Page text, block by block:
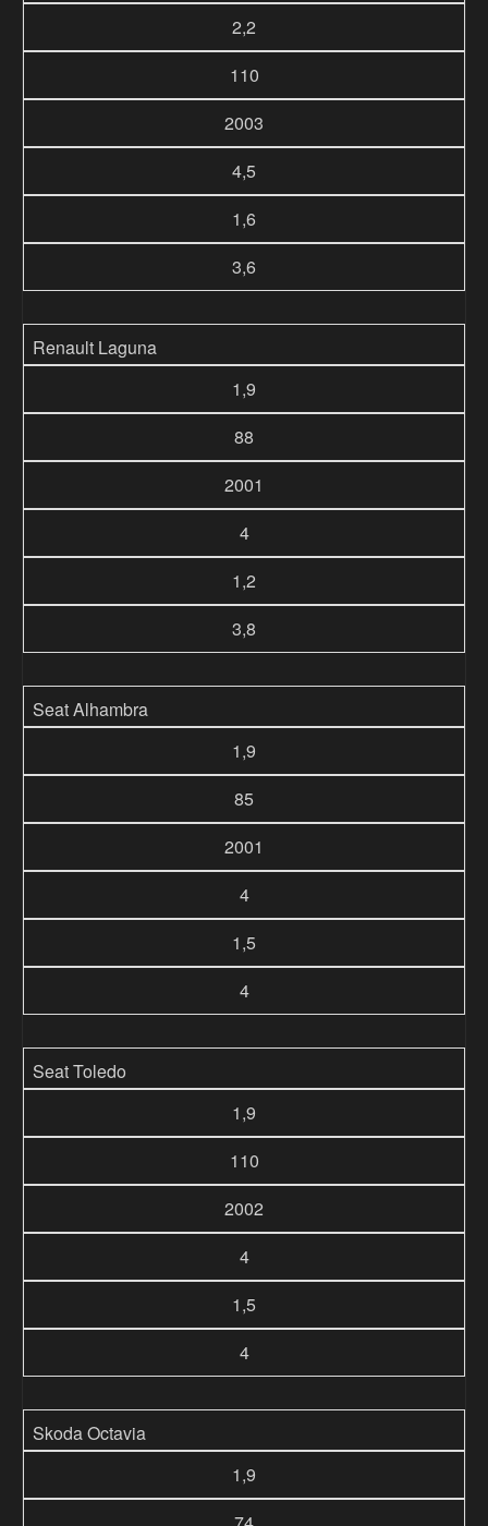
2,2
110
2003
4,5
1,6
3,6
Renault Laguna
1,9
88
2001
4
1,2
3,8
Seat Alhambra
1,9
85
2001
4
1,5
4
Seat Toledo
1,9
110
2002
4
1,5
4
Skoda Octavia
1,9